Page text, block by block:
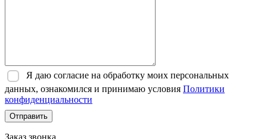
Я даю согласие на обработку моих персональных
данных, ознакомился и принимаю условия Политики
конфиденциальности
Отправить